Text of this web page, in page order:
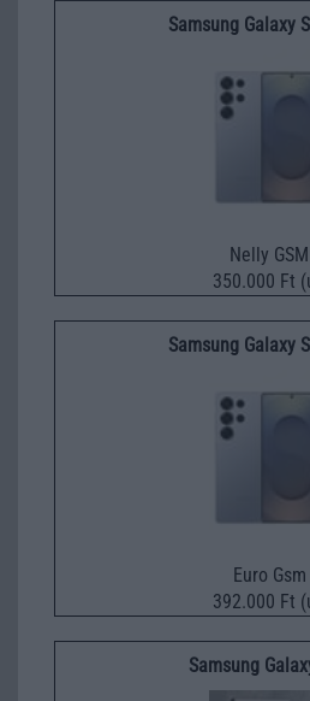
Samsung Galaxy
Nelly GSM
350.000 Ft
Samsung Galaxy
Euro Gsm
392.000 Ft
Samsung